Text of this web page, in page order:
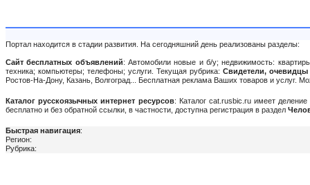
Портал находится в стадии развития. На сегодняшний день реализованы разделы:
Сайт бесплатных объявлений: Автомобили новые и б/у; недвижимость:
техника; компьютеры; телефоны; услуги. Текущая рубрика: Свидетели,
Ростов-На-Дону, Казань, Волгоград... Бесплатная реклама Ваших товаров и услуг.
Каталог русскоязычных интернет ресурсов: Каталог cat.rusbic.ru имеет
бесплатно и без обратной ссылки, в частности, доступна регистрация в раздел
Быстрая навигация:
Регион:
Рубрика: